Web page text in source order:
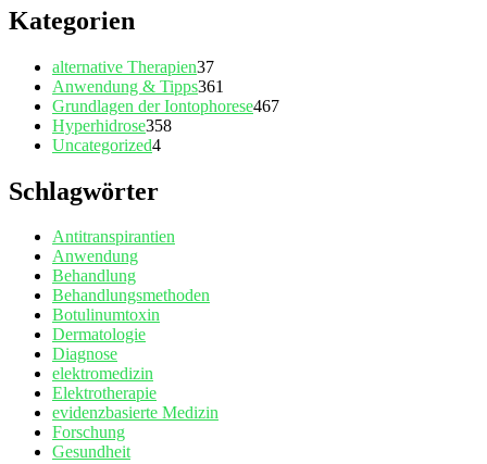
Kategorien
alternative Therapien37
Anwendung & Tipps361
Grundlagen der Iontophorese467
Hyperhidrose358
Uncategorized4
Schlagwörter
Antitranspirantien
Anwendung
Behandlung
Behandlungsmethoden
Botulinumtoxin
Dermatologie
Diagnose
elektromedizin
Elektrotherapie
evidenzbasierte Medizin
Forschung
Gesundheit